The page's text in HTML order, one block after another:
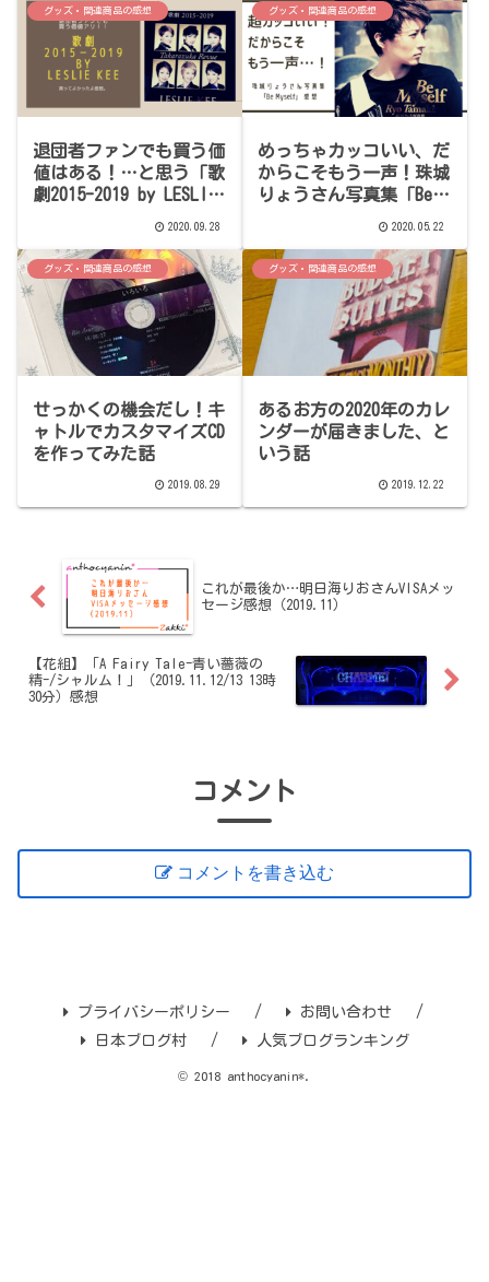
グッズ・関連商品の感想
退団者ファンでも買う価
値はある！…と思う「歌
劇2015-2019 by LESLIE
2020.09.28
グッズ・関連商品の感想
めっちゃカッコいい、だ
からこそもう一声！珠城
りょうさん写真集「Be
2020.05.22
グッズ・関連商品の感想
せっかくの機会だし！キ
ャトルでカスタマイズCD
を作ってみた話
2019.08.29
グッズ・関連商品の感想
あるお方の2020年のカレ
ンダーが届きました、と
いう話
2019.12.22
これが最後か…明日海りおさんVISAメッ
セージ感想（2019.11）
【花組】「A Fairy Tale-青い薔薇の
精-/シャルム！」（2019.11.12/13 13時
30分）感想
コメント
コメントを書き込む
プライバシーポリシー
お問い合わせ
日本ブログ村
人気ブログランキング
© 2018 anthocyanin*.